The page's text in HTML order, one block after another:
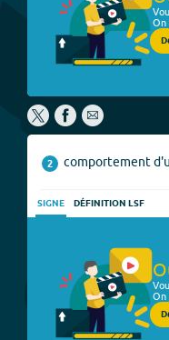
On
2 comportement
SIGNE DÉFINITION LSF
On